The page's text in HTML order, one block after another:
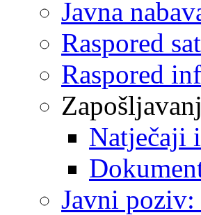
Javna
Raspored
Raspored
Natječaji
Javni poziv: